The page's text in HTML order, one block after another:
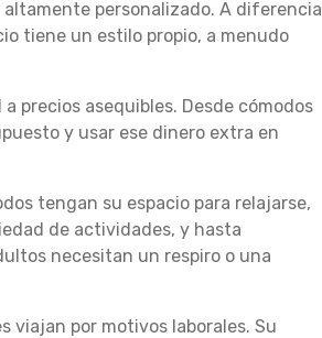
personalizado. A diferencia
tiene un estilo propio, a menudo
asequibles. Desde cómodos
y usar ese dinero extra en
tengan su espacio para relajarse,
de actividades, y hasta
necesitan un respiro o una
viajan por motivos laborales. Su